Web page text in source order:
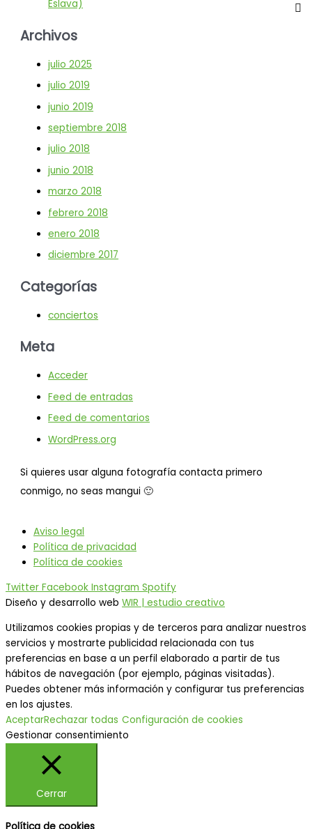
Eslava)
Archivos
julio 2025
julio 2019
junio 2019
septiembre 2018
julio 2018
junio 2018
marzo 2018
febrero 2018
enero 2018
diciembre 2017
Categorías
conciertos
Meta
Acceder
Feed de entradas
Feed de comentarios
WordPress.org
Si quieres usar alguna fotografía contacta primero
conmigo, no seas mangui 🙂
Aviso legal
Política de privacidad
Política de cookies
Twitter Facebook Instagram Spotify
Diseño y desarrollo web WIR | estudio creativo
Utilizamos cookies propias y de terceros para analizar nuestros
servicios y mostrarte publicidad relacionada con tus
preferencias en base a un perfil elaborado a partir de tus
hábitos de navegación (por ejemplo, páginas visitadas).
Puedes obtener más información y configurar tus preferencias
en los ajustes.
AceptarRechazar todas Configuración de cookies
Gestionar consentimiento
Cerrar